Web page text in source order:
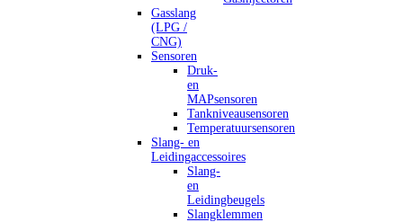
Gasslang
(LPG /
CNG)
Sensoren
Druk-
en
MAPsensoren
Tankniveausensoren
Temperatuursensoren
Slang- en
Leidingaccessoires
Slang-
en
Leidingbeugels
Slangklemmen